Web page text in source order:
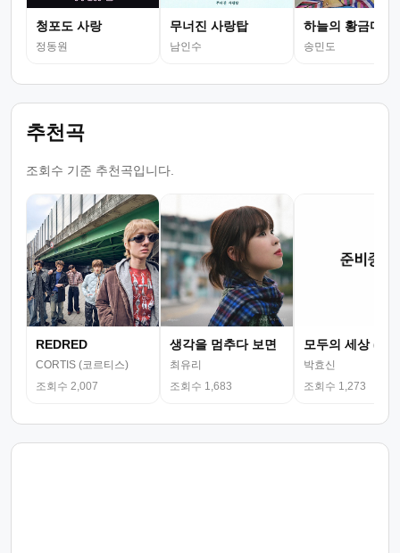
청포도 사랑
정동원
무너진 사랑탑
남인수
하늘의 황금마차
송민도
추천곡
조회수 기준 추천곡입니다.
REDRED
CORTIS (코르티스)
조회수 2,007
생각을 멈추다 보면
최유리
조회수 1,683
모두의 세상 (뮤
박효신
조회수 1,273